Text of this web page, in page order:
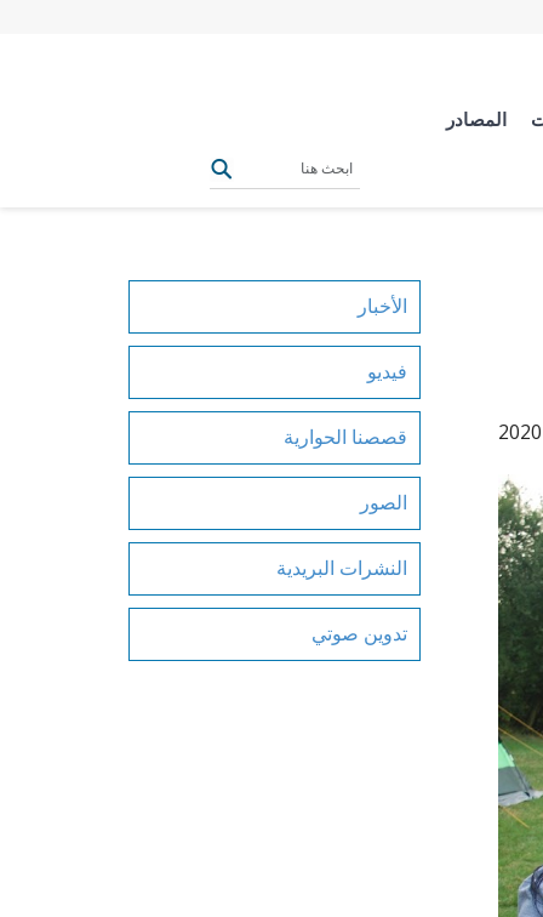
المصادر
الأخبار
فيديو
قصصنا الحوارية
الصور
النشرات البريدية
تدوين صوتي